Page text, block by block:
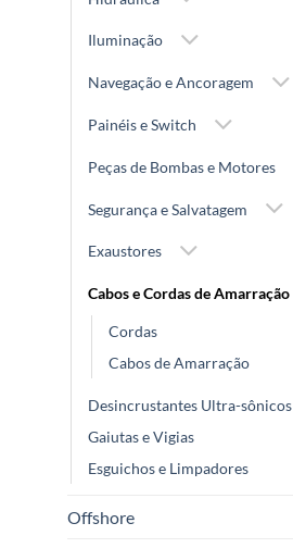
Iluminação
Navegação e Ancoragem
Painéis e Switch
Peças de Bombas e Motores
Segurança e Salvatagem
Exaustores
Cabos e Cordas de Amarração
Cordas
Cabos de Amarração
Desincrustantes Ultra-sônicos
Gaiutas e Vigias
Esguichos e Limpadores
Offshore